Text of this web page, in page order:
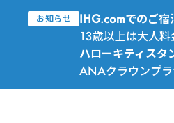
お知らせ IHG.comでのご宿
13歳以上は大人料
ハローキティスタ
ANAクラウンプラ